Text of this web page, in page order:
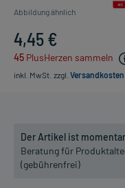
Abbildung ähnlich
4,45 €
45 PlusHerzen sammeln
inkl. MwSt. zzgl. Versandkosten
Der Artikel ist
Beratung für
(gebührenfrei)